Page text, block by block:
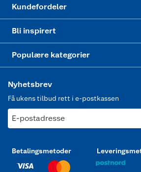
Kundefordeler
Bli inspirert
Populære kategorier
Nyhetsbrev
Få ukens tilbud rett i e-postkassen
E-postadresse
Betalingsmetoder